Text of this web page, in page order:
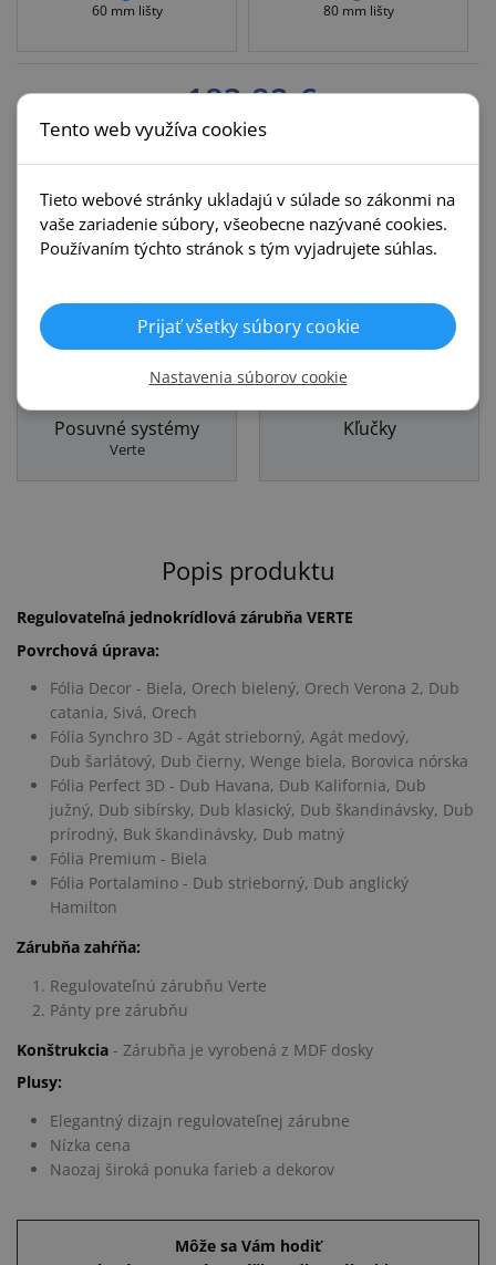
60 mm lišty 80 mm lišty
183,82 €
Príbuzné kategórie
Interiérové dvere
Verte
Zárubne
Verte
Posuvné systémy
Verte
Kľučky
Popis produktu
Regulovateľná jednokrídlová zárubňa VERTE
Povrchová úprava:
Fólia Decor - Biela, Orech bielený, Orech Verona 2, Dub
catania, Sivá, Orech
Fólia Synchro 3D - Agát strieborný, Agát medový,
Dub šarlátový, Dub čierny, Wenge biela, Borovica nórska
Fólia Perfect 3D - Dub Havana, Dub Kalifornia, Dub
južný, Dub sibírsky, Dub klasický, Dub škandinávsky, Dub
prírodný, Buk škandinávsky, Dub matný
Fólia Premium - Biela
Fólia Portalamino - Dub strieborný, Dub anglický
Hamilton
Zárubňa zahŕňa:
Regulovateľnú zárubňu Verte
Pánty pre zárubňu
Konštrukcia - Zárubňa je vyrobená z MDF dosky
Plusy:
Elegantný dizajn regulovateľnej zárubne
Nízka cena
Naozaj široká ponuka farieb a dekorov
Môže sa Vám hodiť
Tento web využíva cookies
Tieto webové stránky ukladajú v súlade so zákonmi na
vaše zariadenie súbory, všeobecne nazývané cookies.
Používaním týchto stránok s tým vyjadrujete súhlas.
Prijať všetky súbory cookie
Nastavenia súborov cookie